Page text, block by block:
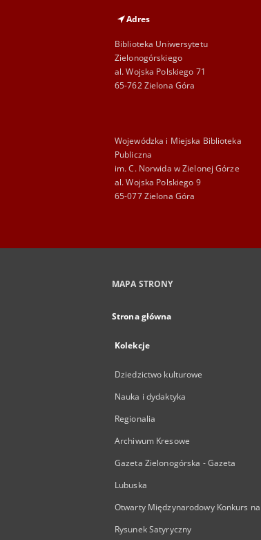
Adres
Biblioteka Uniwersytetu
Zielonogórskiego
al. Wojska Polskiego 71
65-762 Zielona Góra
Wojewódzka i Miejska Biblioteka
Publiczna
im. C. Norwida w Zielonej Górze
al. Wojska Polskiego 9
65-077 Zielona Góra
MAPA STRONY
Strona główna
Kolekcje
Dziedzictwo kulturowe
Nauka i dydaktyka
Regionalia
Archiwum Kresowe
Gazeta Zielonogórska - Gazeta
Lubuska
Otwarty Międzynarodowy Konkurs na
Rysunek Satyryczny